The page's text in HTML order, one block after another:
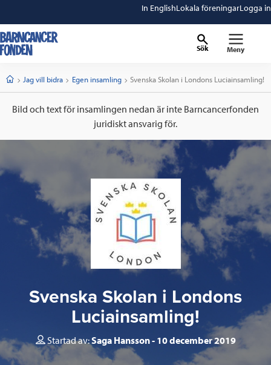
In EnglishLokala föreningarLogga in
Sök Meny
StartJag vill bidra Egen insamling Current:
Svenska Skolan i Londons Luciainsamling!
Bild och text för insamlingen nedan är inte Barncancerfonden
juridiskt ansvarig för.
Svenska Skolan i Londons
Luciainsamling!
Startad av:Saga Hansson 10 december 2019